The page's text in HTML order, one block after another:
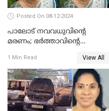
Posted On 08-12-2024
പാലോട് നവവധുവിന്റെ
മരണം; ഭര്‍ത്താവിന്റെ
1 Min Read View All